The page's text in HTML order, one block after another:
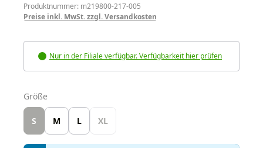
Produktnummer: m219800-217-005
Preise inkl. MwSt. zzgl. Versandkosten
Nur in der Filiale verfügbar. Verfügbarkeit hier prüfen
Größe
S M L XL